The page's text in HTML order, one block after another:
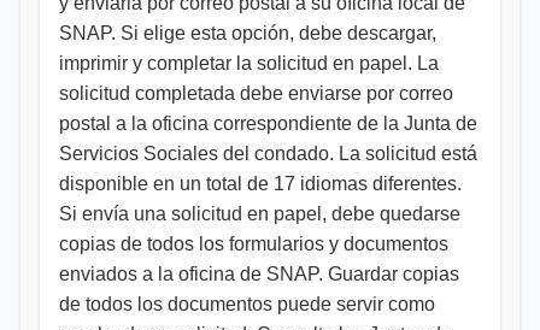
SNAP. Si elige esta opción, debe descargar,
imprimir y completar la solicitud en papel. La
solicitud completada debe enviarse por correo
postal a la oficina correspondiente de la Junta de
Servicios Sociales del condado. La solicitud está
disponible en un total de 17 idiomas diferentes.
Si envía una solicitud en papel, debe quedarse
copias de todos los formularios y documentos
enviados a la oficina de SNAP. Guardar copias
de todos los documentos puede servir como